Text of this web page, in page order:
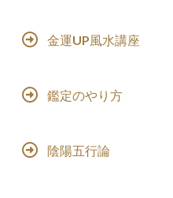
金運UP風水講座
鑑定のやり方
陰陽五行論